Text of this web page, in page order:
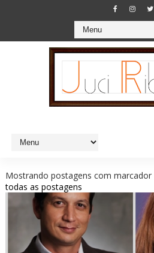
Mostrando postagens com marcador
todas as postagens